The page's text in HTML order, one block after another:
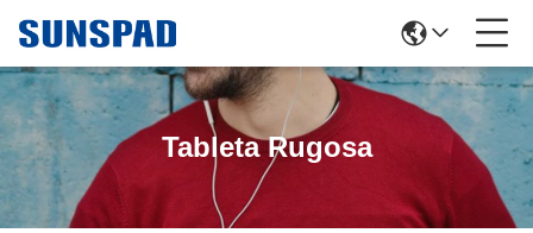
Tableta Rugosa